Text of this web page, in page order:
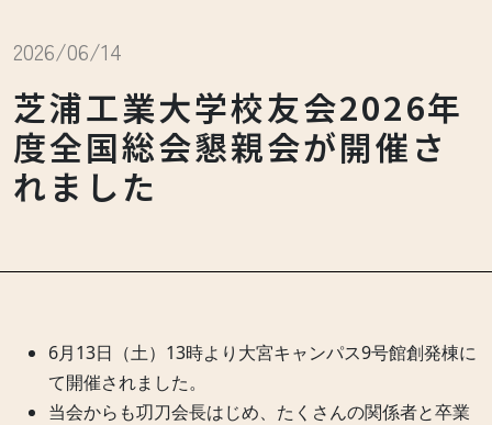
2026/06/14
芝浦工業大学校友会2026年
度全国総会懇親会が開催さ
れました
6月13日（土）13時より大宮キャンパス9号館創発棟に
て開催されました。
当会からも㓛刀会長はじめ、たくさんの関係者と卒業